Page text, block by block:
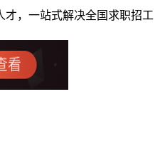
才，一站式解决全国求职招工